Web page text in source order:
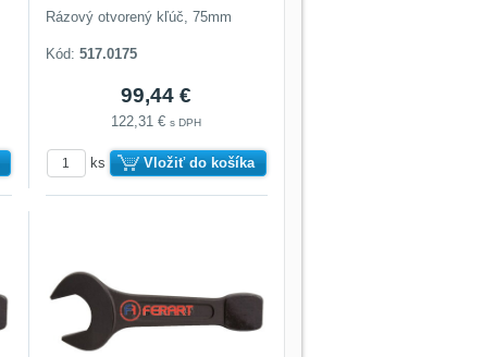
Rázový otvorený kľúč, 75mm
Kód: 517.0175
99,44 €
122,31 €s DPH
ks Vložiť do košíka